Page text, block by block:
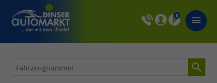
0
Fahrzeugnummer